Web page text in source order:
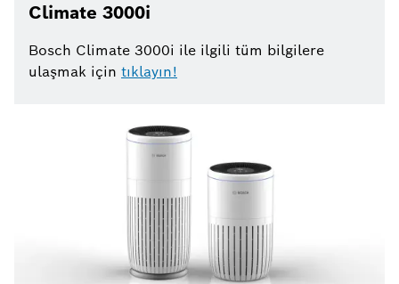
Climate 3000i
Bosch Climate 3000i ile ilgili tüm bilgilere
ulaşmak için tıklayın!